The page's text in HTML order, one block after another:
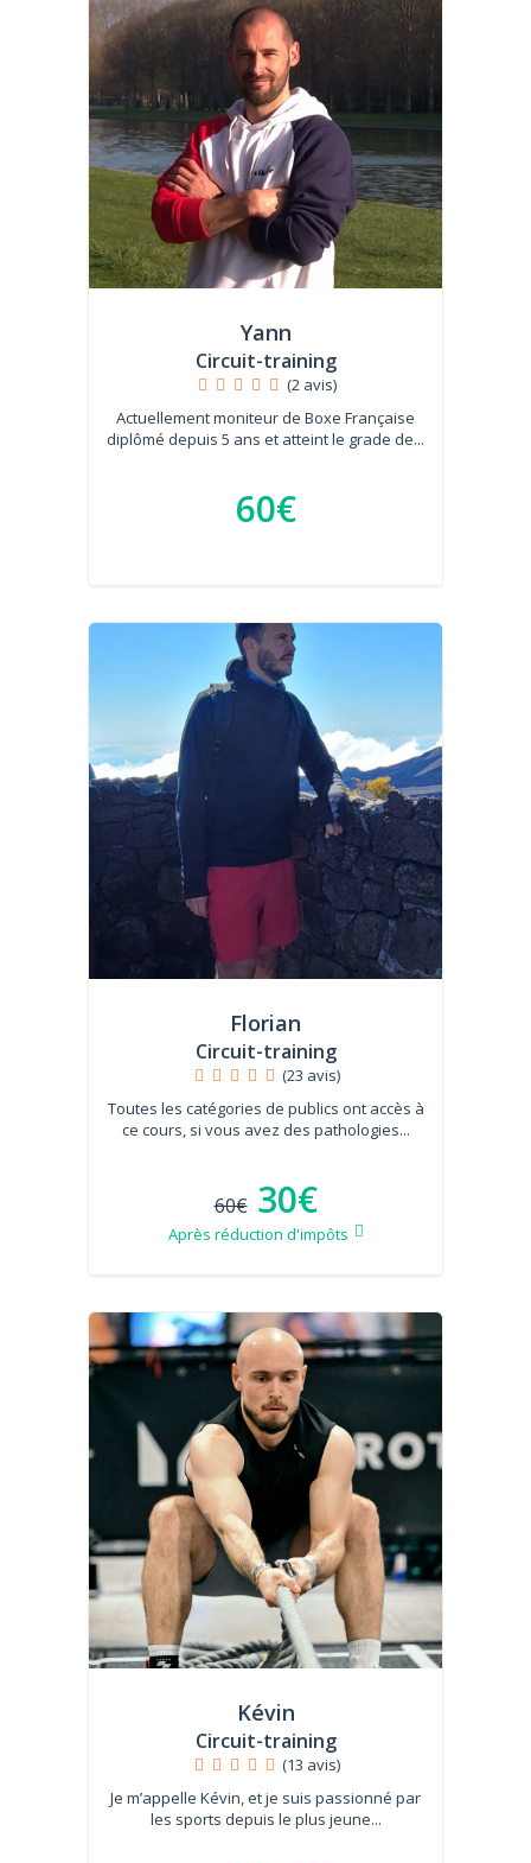
Yann
Circuit-training
(2 avis)
Actuellement moniteur de Boxe Française
diplômé depuis 5 ans et atteint le grade de...
60€
Florian
Circuit-training
(23 avis)
Toutes les catégories de publics ont accès à
ce cours, si vous avez des pathologies...
60€ 30€
Après réduction d'impôts
Kévin
Circuit-training
(13 avis)
Je m’appelle Kévin, et je suis passionné par
les sports depuis le plus jeune...